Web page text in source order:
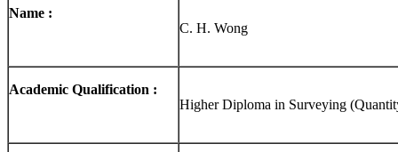
Name :
C. H. Wong
Academic Qualification :
Higher Diploma in Surveying